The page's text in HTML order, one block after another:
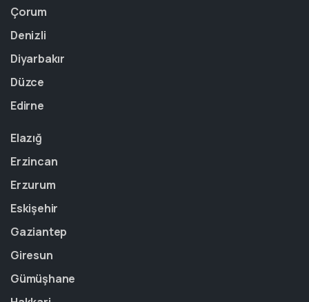
Çorum
Denizli
Diyarbakır
Düzce
Edirne
Elazığ
Erzincan
Erzurum
Eskişehir
Gaziantep
Giresun
Gümüşhane